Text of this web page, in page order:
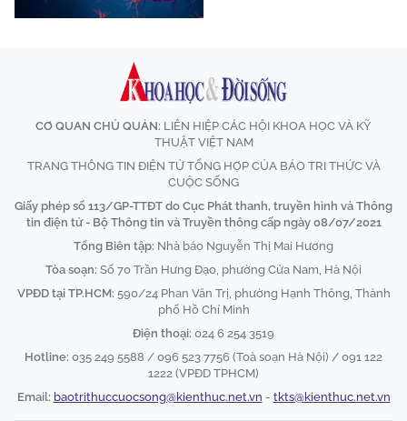
CƠ QUAN CHỦ QUẢN: LIÊN HIỆP CÁC HỘI KHOA HỌC VÀ KỸ
THUẬT VIỆT NAM
TRANG THÔNG TIN ĐIỆN TỬ TỔNG HỢP CỦA BÁO TRI THỨC VÀ
CUỘC SỐNG
Giấy phép số 113/GP-TTĐT do Cục Phát thanh, truyền hình và Thông
tin điện tử - Bộ Thông tin và Truyền thông cấp ngày 08/07/2021
Tổng Biên tập: Nhà báo Nguyễn Thị Mai Hương
Tòa soạn: Số 70 Trần Hưng Đạo, phường Cửa Nam, Hà Nội
VPĐD tại TP.HCM: 590/24 Phan Văn Trị, phường Hạnh Thông, Thành
phố Hồ Chí Minh
Điện thoại: 024 6 254 3519
Hotline: 035 249 5588 / 096 523 7756 (Toà soạn Hà Nội) / 091 122
1222 (VPĐD TPHCM)
Email: baotrithuccuocsong@kienthuc.net.vn - tkts@kienthuc.net.vn